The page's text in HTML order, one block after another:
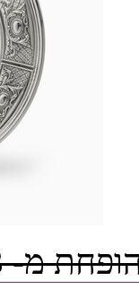
מ-